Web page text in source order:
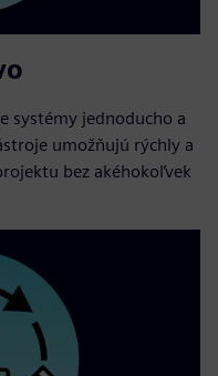
systémy jednoducho a
umožňujú rýchly a
bez akéhokoľvek